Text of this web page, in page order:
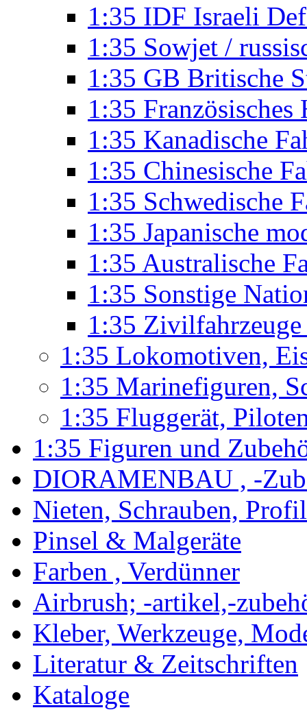
1:35 IDF Israeli
1:35 Sowjet /
1:35 GB Britische
1:35 Französisches
1:35 Kanadische
1:35 Chinesische
1:35 Schwedische
1:35 Japanische
1:35 Australische
1:35 Sonstige
1:35
1:35 Lokomotiven,
1:35 Marinefiguren,
1:35 Fluggerät,
1:35 Figuren und
DIORAMENBAU , -
Nieten, Schrauben,
Pinsel & Malgeräte
Farben , Verdünner
Airbrush; -artikel,-
Kleber, Werkzeuge,
Literatur & Zeitschriften
Kataloge